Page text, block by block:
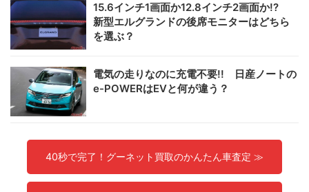
15.6インチ1画面か12.8インチ2画面か!?
新型エルグランドの後席モニターはどちら
を選ぶ？
電気の走りなのに充電不要!! 日産ノートの
e-POWERはEVと何が違う？
40秒で完了！グーネット買取のかんたん車査定 ≫